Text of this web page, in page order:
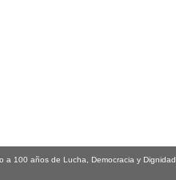
a 100 años de Lucha, Democracia y Dignidad